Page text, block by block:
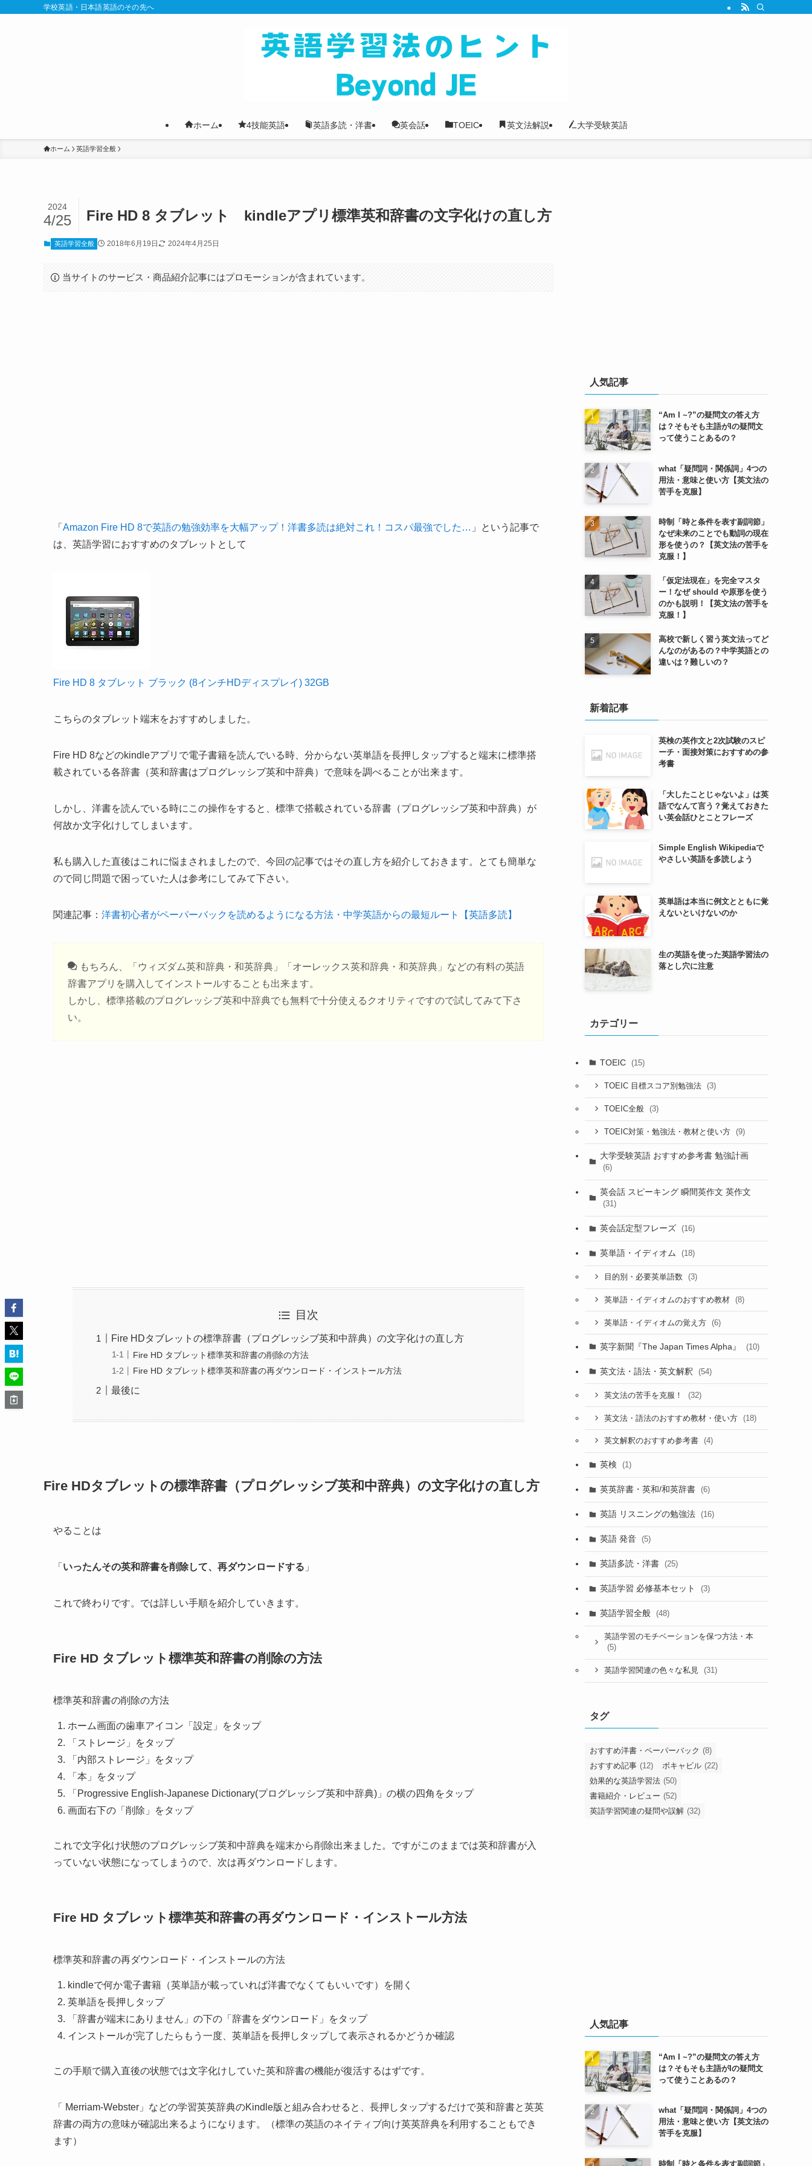
学校英語・日本語英語のその先へ
ホーム 4技能英語 英語多読・洋書 英会話 TOEIC 英文法解説 大学受験英語
ホーム 英語学習全般
Fire HD 8 タブレット kindleアプリ標準英和辞書の文字化けの直し方
2024
4/25
英語学習全般 2018年6月19日 2024年4月25日
当サイトのサービス・商品紹介記事にはプロモーションが含まれています。
「 Amazon Fire HD 8で英語の勉強効率を大幅アップ！洋書多読は絶対これ！コスパ最強でした… 」という記事で
は、英語学習におすすめのタブレットとして
Fire HD 8 タブレット ブラック (8インチHDディスプレイ) 32GB
こちらのタブレット端末をおすすめしました。
Fire HD 8などのkindleアプリで電子書籍を読んでいる時、分からない英単語を長押しタップすると端末に標準搭
載されている各辞書（英和辞書はプログレッシブ英和中辞典）で意味を調べることが出来ます。
しかし、洋書を読んでいる時にこの操作をすると、標準で搭載されている辞書（プログレッシブ英和中辞典）が
何故か文字化けしてしまいます。
私も購入した直後はこれに悩まされましたので、今回の記事ではその直し方を紹介しておきます。とても簡単な
ので同じ問題で困っていた人は参考にしてみて下さい。
関連記事： 洋書初心者がペーパーバックを読めるようになる方法・中学英語からの最短ルート【英語多読】
もちろん、「ウィズダム英和辞典・和英辞典」「オーレックス英和辞典・和英辞典」などの有料の英語
辞書アプリを購入してインストールすることも出来ます。
しかし、標準搭載のプログレッシブ英和中辞典でも無料で十分使えるクオリティですので試してみて下さ
い。
目次
Fire HDタブレットの標準辞書（プログレッシブ英和中辞典）の文字化けの直し方
Fire HD タブレット標準英和辞書の削除の方法
Fire HD タブレット標準英和辞書の再ダウンロード・インストール方法
最後に
Fire HDタブレットの標準辞書（プログレッシブ英和中辞典）の文字化けの直し方
やることは
「 いったんその英和辞書を削除して、再ダウンロードする 」
これで終わりです。では詳しい手順を紹介していきます。
Fire HD タブレット標準英和辞書の削除の方法
標準英和辞書の削除の方法
ホーム画面の歯車アイコン「設定」をタップ
「ストレージ」をタップ
「内部ストレージ」をタップ
「本」をタップ
「Progressive English-Japanese Dictionary(プログレッシブ英和中辞典)」の横の四角をタップ
画面右下の「削除」をタップ
これで文字化け状態のプログレッシブ英和中辞典を端末から削除出来ました。ですがこのままでは英和辞書が入
っていない状態になってしまうので、次は再ダウンロードします。
Fire HD タブレット標準英和辞書の再ダウンロード・インストール方法
標準英和辞書の再ダウンロード・インストールの方法
kindleで何か電子書籍（英単語が載っていれば洋書でなくてもいいです）を開く
英単語を長押しタップ
「辞書が端末にありません」の下の「辞書をダウンロード」をタップ
インストールが完了したらもう一度、英単語を長押しタップして表示されるかどうか確認
この手順で購入直後の状態では文字化けしていた英和辞書の機能が復活するはずです。
「 Merriam-Webster」などの学習英英辞典のKindle版と組み合わせると、長押しタップするだけで英和辞書と英英
辞書の両方の意味が確認出来るようになります。（標準の英語のネイティブ向け英英辞典を利用することもでき
ます）
人気記事
“Am I ~?”の疑問文の答え方
は？そもそも主語がIの疑問文
って使うことあるの？
what「疑問詞・関係詞」4つの
用法・意味と使い方【英文法の
苦手を克服】
時制「時と条件を表す副詞節」
なぜ未来のことでも動詞の現在
形を使うの？【英文法の苦手を
克服！】
「仮定法現在」を完全マスタ
ー！なぜ should や原形を使う
のかも説明！【英文法の苦手を
克服！】
高校で新しく習う英文法ってど
んなのがあるの？中学英語との
違いは？難しいの？
新着記事
英検の英作文と2次試験のスピ
ーチ・面接対策におすすめの参
考書
「大したことじゃないよ」は英
語でなんて言う？覚えておきた
い英会話ひとことフレーズ
Simple English Wikipediaで
やさしい英語を多読しよう
英単語は本当に例文とともに覚
えないといけないのか
生の英語を使った英語学習法の
落とし穴に注意
カテゴリー
TOEIC (15)
TOEIC 目標スコア別勉強法 (3)
TOEIC全般 (3)
TOEIC対策・勉強法・教材と使い方 (9)
大学受験英語 おすすめ参考書 勉強計画
(6)
英会話 スピーキング 瞬間英作文 英作文
(31)
英会話定型フレーズ (16)
英単語・イディオム (18)
目的別・必要英単語数 (3)
英単語・イディオムのおすすめ教材 (8)
英単語・イディオムの覚え方 (6)
英字新聞『The Japan Times Alpha』 (10)
英文法・語法・英文解釈 (54)
英文法の苦手を克服！ (32)
英文法・語法のおすすめ教材・使い方 (18)
英文解釈のおすすめ参考書 (4)
英検 (1)
英英辞書・英和/和英辞書 (6)
英語 リスニングの勉強法 (16)
英語 発音 (5)
英語多読・洋書 (25)
英語学習 必修基本セット (3)
英語学習全般 (48)
英語学習のモチベーションを保つ方法・本
(5)
英語学習関連の色々な私見 (31)
タグ
おすすめ洋書・ペーパーバック (8)
おすすめ記事 (12) ボキャビル (22)
効果的な英語学習法 (50)
書籍紹介・レビュー (52)
英語学習関連の疑問や誤解 (32)
人気記事
“Am I ~?”の疑問文の答え方
は？そもそも主語がIの疑問文
って使うことあるの？
what「疑問詞・関係詞」4つの
用法・意味と使い方【英文法の
苦手を克服】
時制「時と条件を表す副詞節」